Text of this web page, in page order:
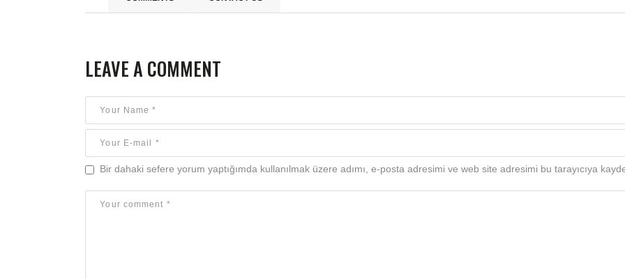
LEAVE A COMMENT
Bir dahaki sefere yorum yaptığımda kullanılmak üzere adımı, e-posta adresimi ve web site adresimi bu tarayıcıya